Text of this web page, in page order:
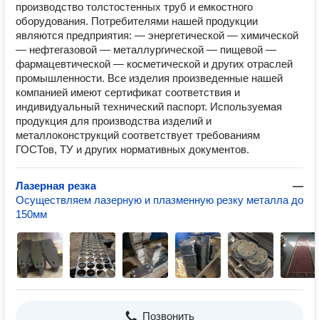
производство толстостенных труб и емкостного
оборудования. Потребителями нашей продукции
являются предприятия: — энергетической — химической
— нефтегазовой — металлургической — пищевой —
фармацевтической — косметической и других отраслей
промышленности. Все изделия произведенные нашей
компанией имеют сертификат соответствия и
индивидуальный технический паспорт. Используемая
продукция для производства изделий и
металлоконструкций соответствует требованиям
ГОСТов, ТУ и других нормативных документов.
Лазерная резка
—
Осуществляем лазерную и плазменную резку металла до
150мм
Позвонить